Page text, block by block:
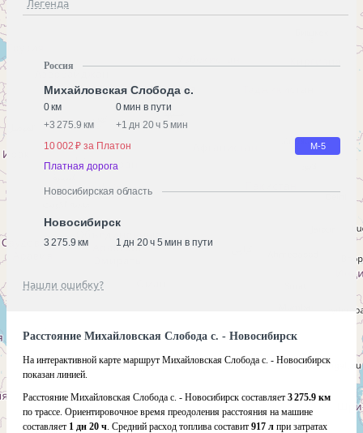
Легенда
Россия
Михайловская Слобода с.
0 км
0 мин в пути
+3 275.9 км +1 дн 20 ч 5 мин
10 002 ₽ за Платон
М-5
Платная дорога
Новосибирская область
Новосибирск
3 275.9 км 1 дн 20 ч 5 мин в пути
Нашли ошибку?
Расстояние Михайловская Слобода с. - Новосибирск
На интерактивной карте маршрут Михайловская Слобода с. - Новосибирск
показан линией.
Расстояние Михайловская Слобода с. - Новосибирск составляет 3 275.9 км
по трассе. Ориентировочное время преодоления расстояния на машине
составляет 1 дн 20 ч. Средний расход топлива составит 917 л при затратах